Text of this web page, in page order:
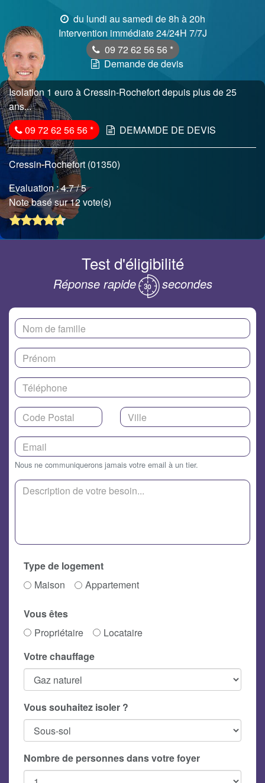
du lundi au samedi de 8h à 20h
Intervention immédiate 24/24H 7/7J
09 72 62 56 56 *
Demande de devis
Isolation 1 euro à Cressin-Rochefort depuis plus de 25
ans...
09 72 62 56 56* DEMAMDE DE DEVIS
Cressin-Rochefort (01350)
Evaluation :4.7/ 5
Note basé sur 12 vote(s)
Test d'éligibilité
Réponse rapide secondes
Nous ne communiquerons jamais votre email à un tier.
Type de logement
Maison
Appartement
Vous êtes
Propriétaire
Locataire
Votre chauffage
Vous souhaitez isoler ?
Nombre de personnes dans votre foyer